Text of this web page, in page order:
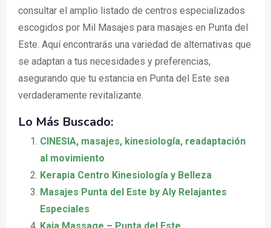
consultar el amplio listado de centros especializados
escogidos por Mil Masajes para masajes en Punta del
Este. Aquí encontrarás una variedad de alternativas que
se adaptan a tus necesidades y preferencias,
asegurando que tu estancia en Punta del Este sea
verdaderamente revitalizante.
Lo Más Buscado:
CINESIA, masajes, kinesiología, readaptación
al movimiento
Kerapia Centro Kinesiología y Belleza
Masajes Punta del Este by Aly Relajantes
Especiales